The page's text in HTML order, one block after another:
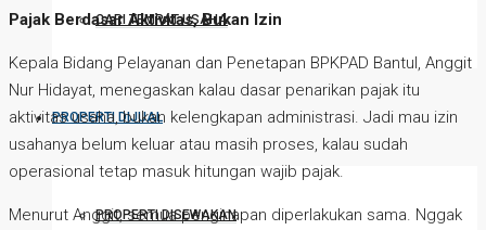
CARI TEMPAT USAHA
PROPERTI DIJUAL
PROPERTI DISEWAKAN
Pajak Berdasar Aktivitas, Bukan Izin
Kepala Bidang Pelayanan dan Penetapan BPKPAD Bantul, Anggit
Nur Hidayat, menegaskan kalau dasar penarikan pajak itu
aktivitas usaha, bukan kelengkapan administrasi. Jadi mau izin
usahanya belum keluar atau masih proses, kalau sudah
operasional tetap masuk hitungan wajib pajak.
Menurut Anggit, semua penginapan diperlakukan sama. Nggak